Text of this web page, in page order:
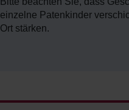
einzelne Patenkinder
Ort stärken.